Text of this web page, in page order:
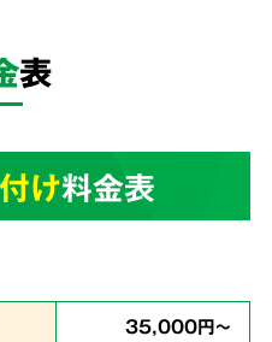
す。
目指しています!
表
け料金表
35,000円～